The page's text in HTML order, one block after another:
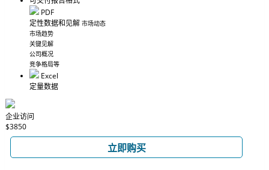
PDF
定性数据和见解 市场动态
市场趋势
关键见解
公司概况
竞争格局等
Excel
定量数据
企业访问
$3850
立即购买